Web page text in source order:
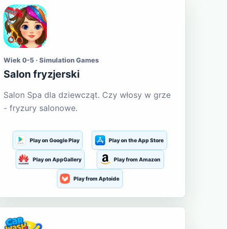
Wiek 0-5 · Simulation Games
Salon fryzjerski
Salon Spa dla dziewcząt. Czy włosy w grze
- fryzury salonowe.
Play on Google Play Play on the App Store
Play on AppGallery Play from Amazon
Play from Aptoide